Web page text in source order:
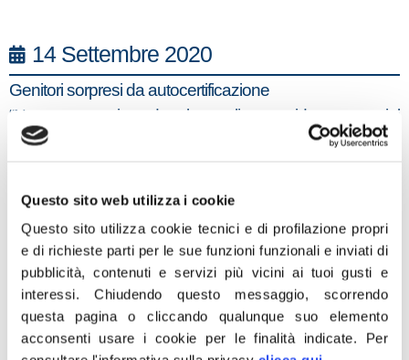
Questo sito web utilizza i cookie
Questo sito utilizza cookie tecnici e di profilazione propri
e di richieste parti per le sue funzioni funzionali e inviati di
pubblicità, contenuti e servizi più vicini ai tuoi gusti e
interessi.Chiudendo questo messaggio, scorrendo
questa pagina o cliccando qualunque suo elemento
acconsenti usare i cookie per le finalità indicate. Per
14 Settembre 2020
Genitori sorpresi da autocertificazione
“Non era previsto da alcuna linea guida ma oggi i
genitori sono rimasti sorpresi trovandosi obbligati a
dichiarare le condizioni sanitarie del figlio e altre
dichiarare che il bambino o il ragazzo non sono entrati in
contatto con persone affette da Covid 19. È davvero
un’estensione di responsabilità inaccettabile dal
momento che non è possibile sapere se il figlio ha avuto
contatti con persone affette da Covid se le stesse non lo